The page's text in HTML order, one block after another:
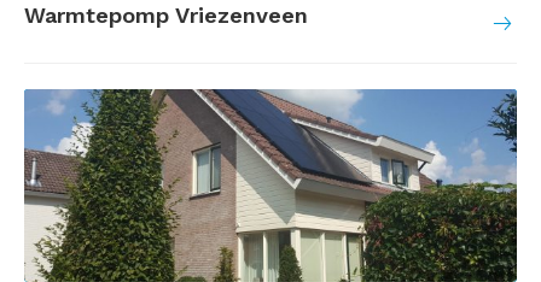
Warmtepomp Vriezenveen